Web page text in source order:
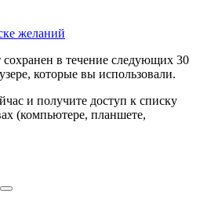
желаний
в течение следующих 30
которые вы использовали.
и получите доступ к списку
(компьютере, планшете,